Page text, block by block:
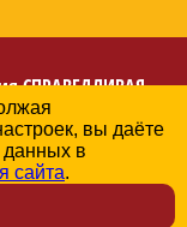
СПРАВЕДЛИВАЯ
области
данных
вы даёте
данных в
сайта.